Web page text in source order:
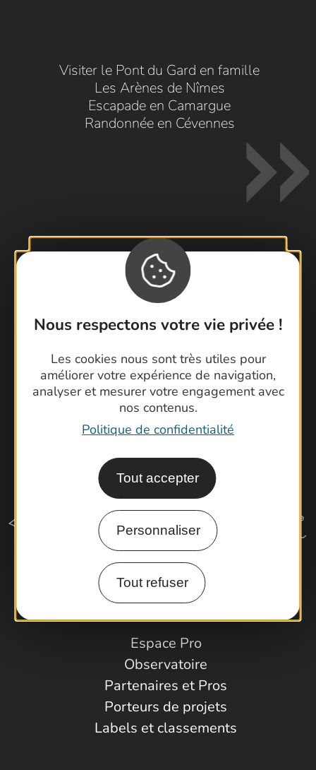
Nous respectons votre vie privée !
Les cookies nous sont très utiles pour
améliorer votre expérience de navigation,
analyser et mesurer votre engagement avec
nos contenus.
Politique de confidentialité
Tout accepter
Personnaliser
Tout refuser
Visiter le Pont du Gard en famille
Les Arènes de Nîmes
Escapade en Camargue
Randonnée en Cévennes
Contactez-nous !
Foire aux questions
Cartoguides et Topoguides
Latitude Gard
Comment venir ?
Espace Pro
Observatoire
Partenaires et Pros
Porteurs de projets
Labels et classements